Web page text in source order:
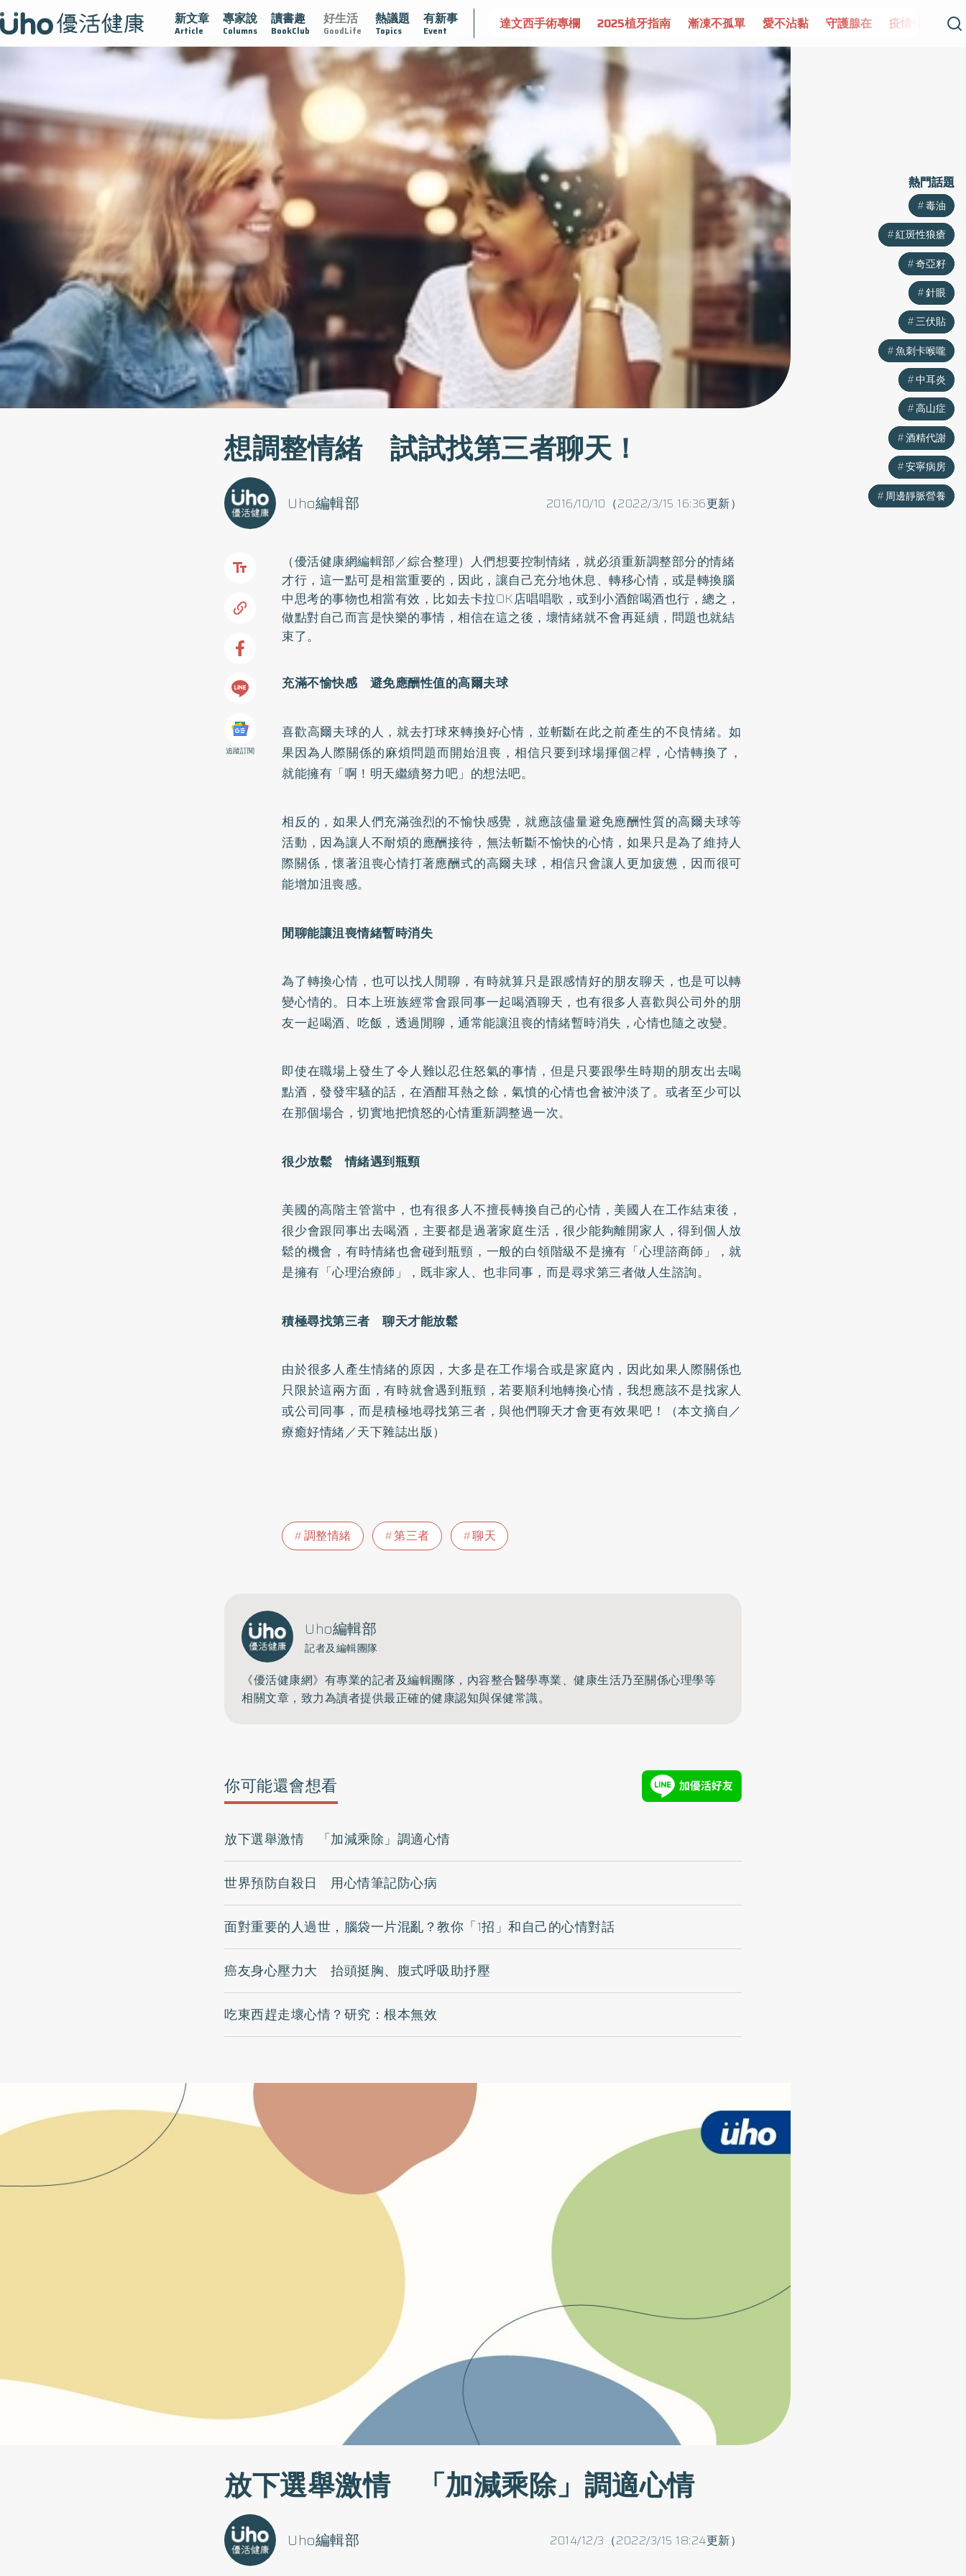
新文章
Article
專家說
Columns
讀書趣
BookClub
好生活
GoodLife
熱議題
Topics
有新事
Event
護腺在 疫情保衛戰 再生醫學 愛的未來視 認識攝護腺肥大 守護骨骼健康 達文西手術專欄 2025植牙指南 漸凍不孤單 愛不沾黏 守護腺在 疫情保衛戰 再生醫學
想調整情緒 試試找第三者聊天！
2016/10/10（2022/3/15 16:36更新）
Uho編輯部
追蹤訂閱
（優活健康網編輯部／綜合整理）人們想要控制情緒，就必須重新調整部分的情緒
才行，這一點可是相當重要的，因此，讓自己充分地休息、轉移心情，或是轉換腦
中思考的事物也相當有效，比如去卡拉OK店唱唱歌，或到小酒館喝酒也行，總之，
做點對自己而言是快樂的事情，相信在這之後，壞情緒就不會再延續，問題也就結
束了。
充滿不愉快感 避免應酬性值的高爾夫球
喜歡高爾夫球的人，就去打球來轉換好心情，並斬斷在此之前產生的不良情緒。如
果因為人際關係的麻煩問題而開始沮喪，相信只要到球場揮個2桿，心情轉換了，
就能擁有「啊！明天繼續努力吧」的想法吧。
相反的，如果人們充滿強烈的不愉快感覺，就應該儘量避免應酬性質的高爾夫球等
活動，因為讓人不耐煩的應酬接待，無法斬斷不愉快的心情，如果只是為了維持人
際關係，懷著沮喪心情打著應酬式的高爾夫球，相信只會讓人更加疲憊，因而很可
能增加沮喪感。
閒聊能讓沮喪情緒暫時消失
為了轉換心情，也可以找人閒聊，有時就算只是跟感情好的朋友聊天，也是可以轉
變心情的。日本上班族經常會跟同事一起喝酒聊天，也有很多人喜歡與公司外的朋
友一起喝酒、吃飯，透過閒聊，通常能讓沮喪的情緒暫時消失，心情也隨之改變。
即使在職場上發生了令人難以忍住怒氣的事情，但是只要跟學生時期的朋友出去喝
點酒，發發牢騷的話，在酒酣耳熱之餘，氣憤的心情也會被沖淡了。或者至少可以
在那個場合，切實地把憤怒的心情重新調整過一次。
很少放鬆 情緒遇到瓶頸
美國的高階主管當中，也有很多人不擅長轉換自己的心情，美國人在工作結束後，
很少會跟同事出去喝酒，主要都是過著家庭生活，很少能夠離開家人，得到個人放
鬆的機會，有時情緒也會碰到瓶頸，一般的白領階級不是擁有「心理諮商師」，就
是擁有「心理治療師」，既非家人、也非同事，而是尋求第三者做人生諮詢。
積極尋找第三者 聊天才能放鬆
由於很多人產生情緒的原因，大多是在工作場合或是家庭內，因此如果人際關係也
只限於這兩方面，有時就會遇到瓶頸，若要順利地轉換心情，我想應該不是找家人
或公司同事，而是積極地尋找第三者，與他們聊天才會更有效果吧！（本文摘自／
療癒好情緒／天下雜誌出版）
調整情緒 第三者 聊天
Uho編輯部
記者及編輯團隊
《優活健康網》有專業的記者及編輯團隊，內容整合醫學專業、健康生活乃至關係心理學等
相關文章，致力為讀者提供最正確的健康認知與保健常識。
你可能還會想看
放下選舉激情 「加減乘除」調適心情
世界預防自殺日 用心情筆記防心病
面對重要的人過世，腦袋一片混亂？教你「1招」和自己的心情對話
癌友身心壓力大 抬頭挺胸、腹式呼吸助抒壓
吃東西趕走壞心情？研究：根本無效
熱門話題
毒油
紅斑性狼瘡
奇亞籽
針眼
三伏貼
魚刺卡喉嚨
中耳炎
高山症
酒精代謝
安寧病房
周邊靜脈營養
放下選舉激情 「加減乘除」調適心情
2014/12/3（2022/3/15 18:24更新）
Uho編輯部
熱門話題
毒油
紅斑性狼瘡
奇亞籽
針眼
三伏貼
魚刺卡喉嚨
中耳炎
高山症
酒精代謝
安寧病房
周邊靜脈營養